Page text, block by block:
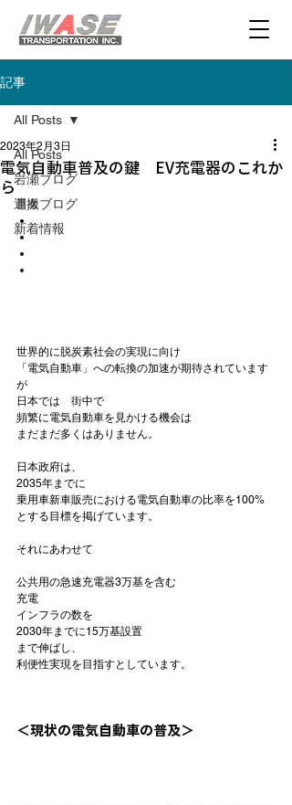
記事
All Posts
岩瀬ブログ
運搬ブログ
新着情報
All Posts
電気自動車普及の鍵 EV充電器のこれか
ら
2023年2月3日
目次
世界的に脱炭素社会の実現に向け
「電気自動車」への転換の加速が期待されています
が
日本では　街中で
頻繁に電気自動車を見かける機会は
まだまだ多くはありません。
日本政府は、
2035年までに
乗用車新車販売における電気自動車の比率を100%
とする目標を掲げています。
公共用の急速充電器3万基を含む
充電
インフラの数を
2030年までに15万基設置
まで伸ばし、
利便性実現を目指すとしています。
＜現状の電気自動車の普及＞